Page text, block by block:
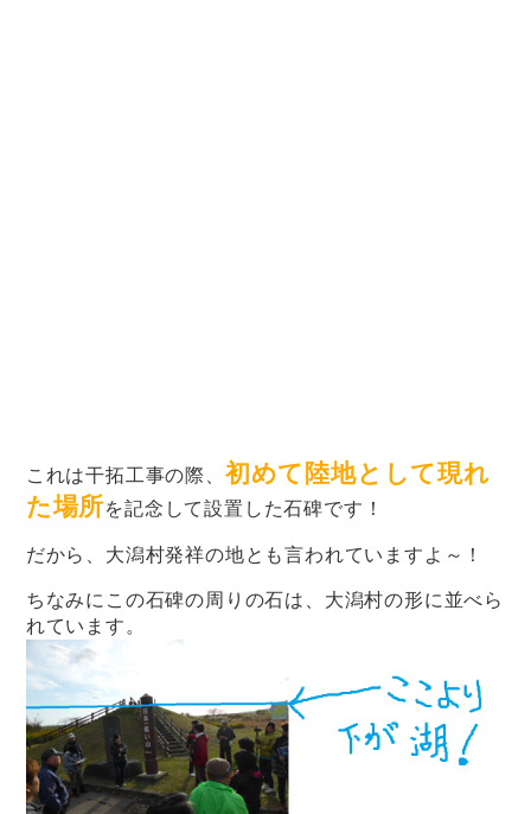
これは干拓工事の際、 初めて陸地として現れ
た場所を記念して設置した石碑です！
だから、大潟村発祥の地とも言われていますよ～！
ちなみにこの石碑の周りの石は、大潟村の形に並べら
れています。